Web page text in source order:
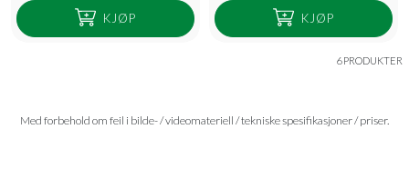
KJØP KJØP
6 PRODUKTER
Med forbehold om feil i bilde- / videomateriell / tekniske spesifikasjoner / priser.